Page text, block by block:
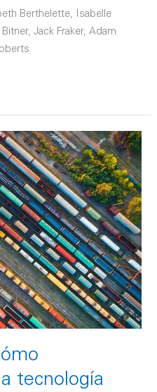
Berthelette, Isabelle
Jack Fraker, Adam
tecnología